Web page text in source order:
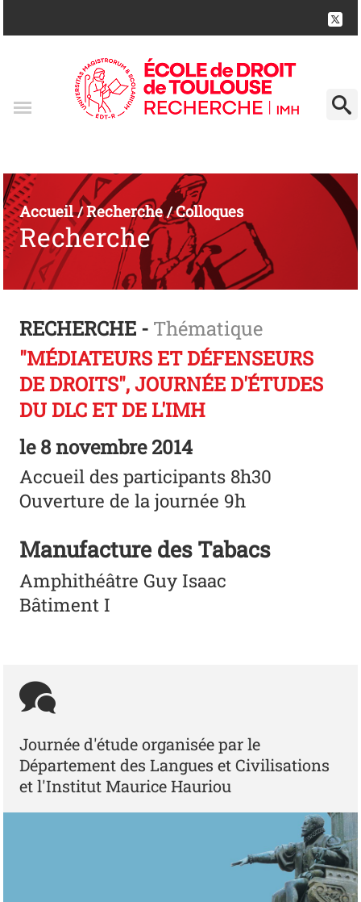
Accueil/Recherche/Colloques
Recherche
RECHERCHE - Thématique
"MÉDIATEURS ET DÉFENSEURS
DE DROITS", JOURNÉE D'ÉTUDES
DU DLC ET DE L'IMH
le8 novembre 2014
Accueil des participants 8h30
Ouverture de la journée 9h
Manufacture des Tabacs
Amphithéâtre Guy Isaac
Bâtiment I
Journée d'étude organisée par le
Département des Langues et Civilisations
et l'Institut Maurice Hauriou